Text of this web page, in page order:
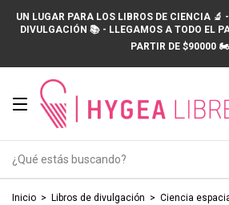
UN LUGAR PARA LOS LIBROS DE CIENCIA 🔬
DIVULGACIÓN 📚 - LLEGAMOS A TODO EL
PARTIR DE $90000 🏍️
Inicio > Libros de divulgación > Ciencia